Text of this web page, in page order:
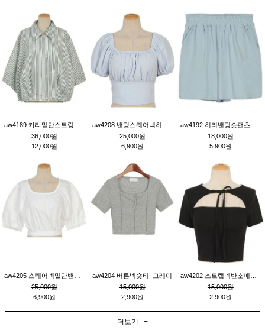
36,000원
12,000원
25,000원
6,900원
18,000원
5,900원
25,000원
6,900원
aw4204 버튼넥숏티_그레이
15,000원
2,900원
15,000원
2,900원
더보기 +